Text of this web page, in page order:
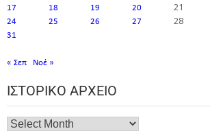
17
18 19 20 21
24 25 26 27 28
31
« Σεπ Νοέ »
ΙΣΤΟΡΙΚΌ ΑΡΧΕΊΟ